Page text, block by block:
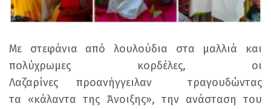
Με στεφάνια από λουλούδια στα μαλλιά και
πολύχρωμες κορδέλες, οι
Λαζαρίνες προανήγγειλαν τραγουδώντας
τα «κάλαντα της Άνοιξης», την ανάσταση του